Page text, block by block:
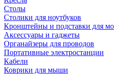
Столы
Столики для ноутбуков
Кронштейны и подставки для
Аксессуары и гаджеты
Органайзеры для проводов
Портативные электростанции
Кабели
Коврики для мыши